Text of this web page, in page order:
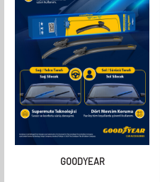
GOODYEAR